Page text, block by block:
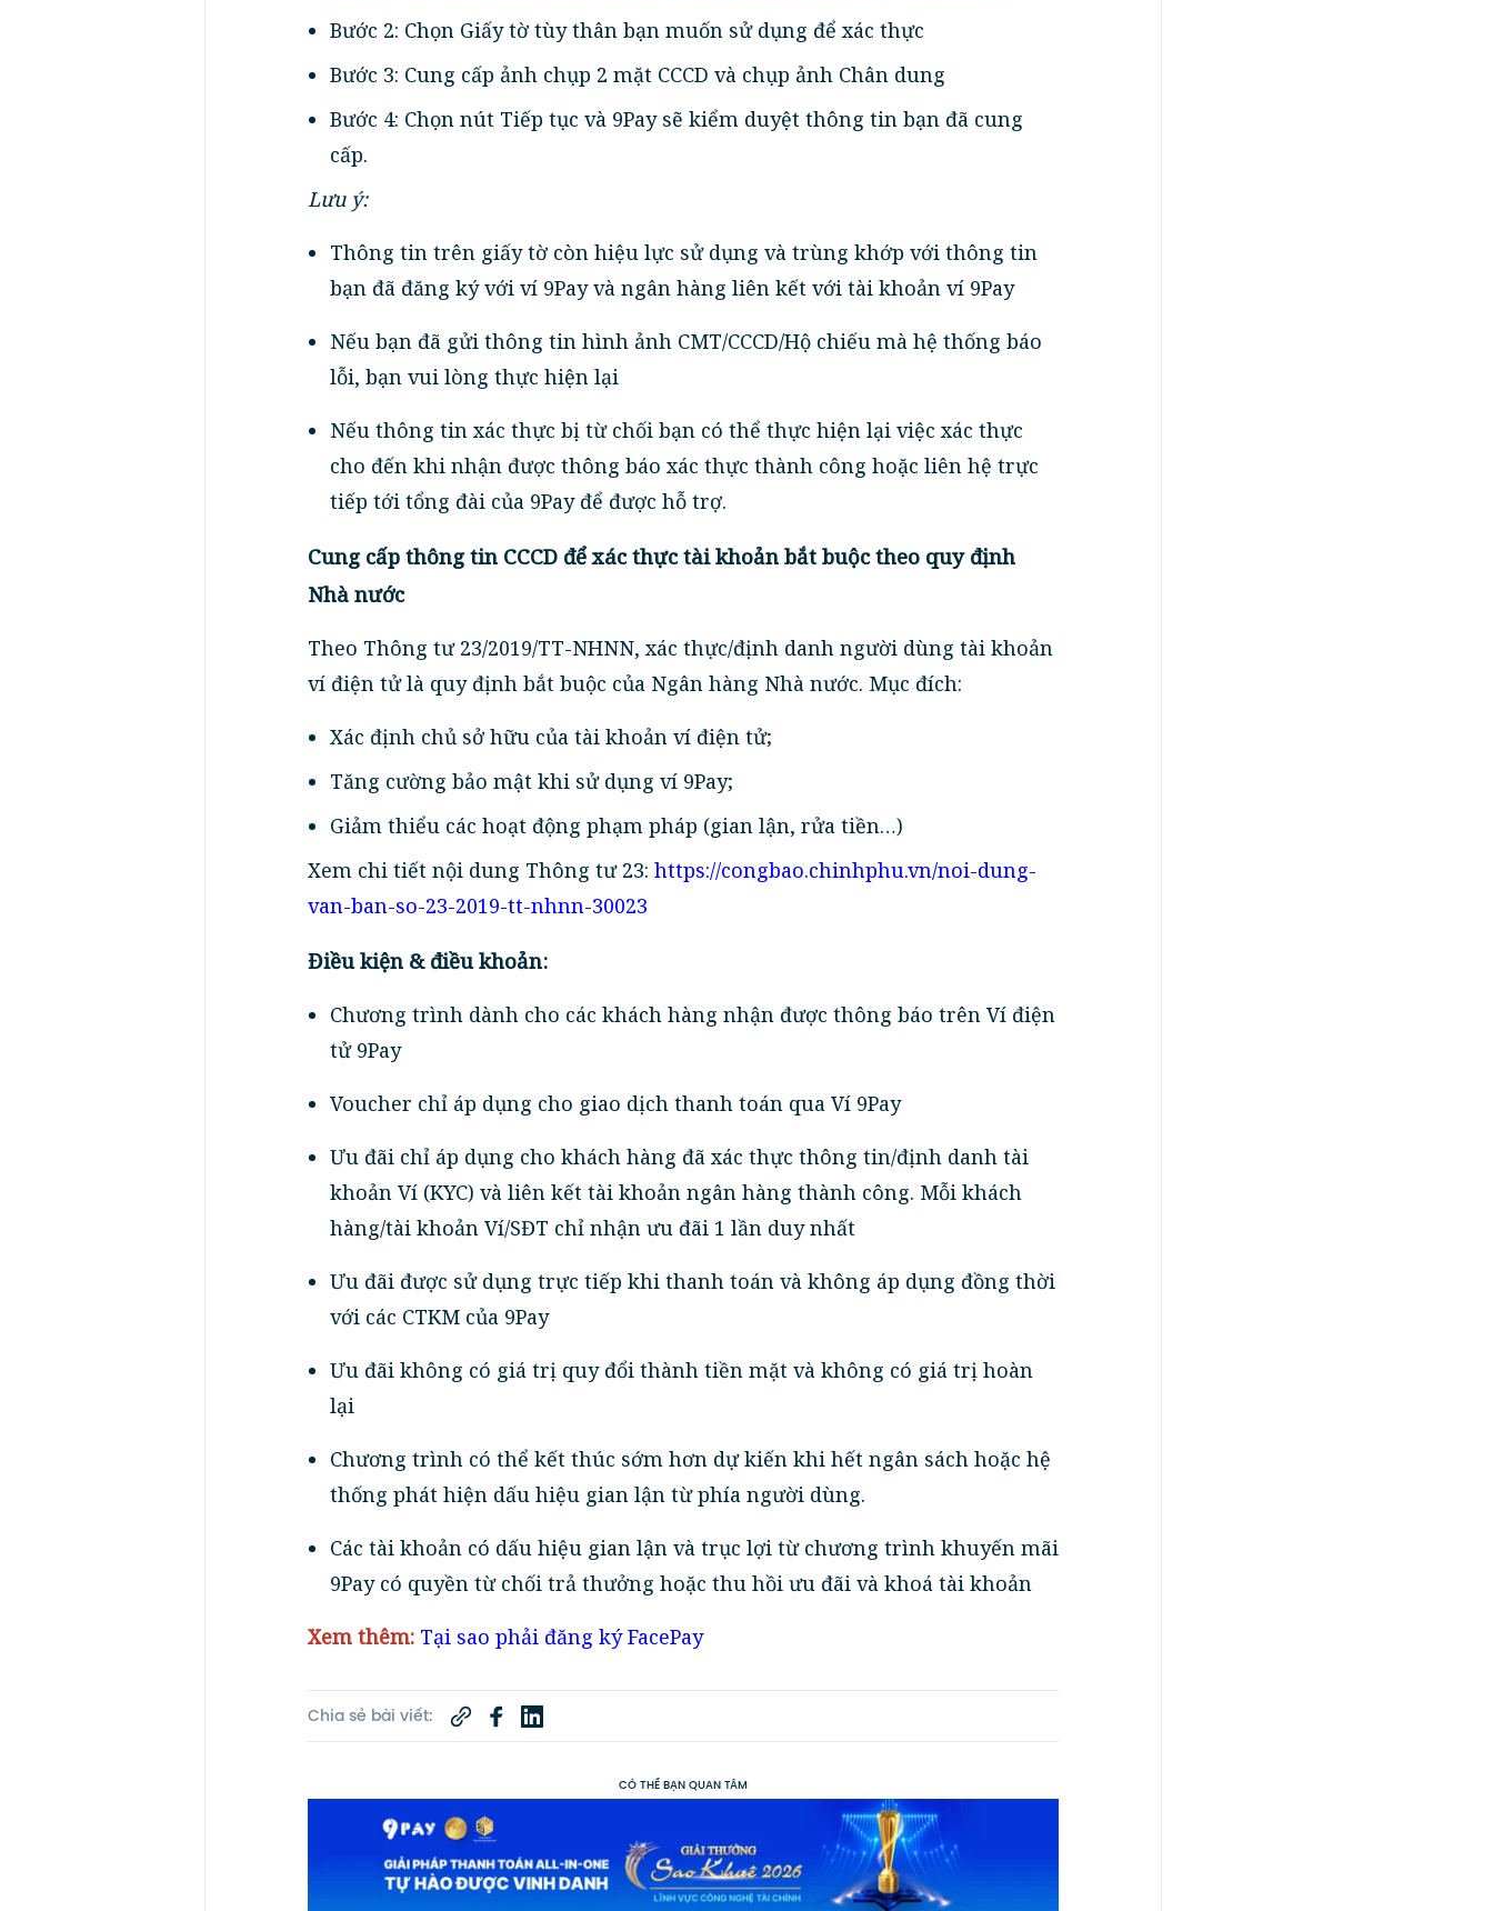
Bước 2: Chọn Giấy tờ tùy thân bạn muốn sử dụng để xác thực
Bước 3: Cung cấp ảnh chụp 2 mặt CCCD và chụp ảnh Chân dung
Bước 4: Chọn nút Tiếp tục và 9Pay sẽ kiểm duyệt thông tin bạn đã cung
cấp.
Lưu ý:
Thông tin trên giấy tờ còn hiệu lực sử dụng và trùng khớp với thông tin
bạn đã đăng ký với ví 9Pay và ngân hàng liên kết với tài khoản ví 9Pay
Nếu bạn đã gửi thông tin hình ảnh CMT/CCCD/Hộ chiếu mà hệ thống báo
lỗi, bạn vui lòng thực hiện lại
Nếu thông tin xác thực bị từ chối bạn có thể thực hiện lại việc xác thực
cho đến khi nhận được thông báo xác thực thành công hoặc liên hệ trực
tiếp tới tổng đài của 9Pay để được hỗ trợ.
Cung cấp thông tin CCCD để xác thực tài khoản bắt buộc theo quy định
Nhà nước
Theo Thông tư 23/2019/TT-NHNN, xác thực/định danh người dùng tài khoản
ví điện tử là quy định bắt buộc của Ngân hàng Nhà nước. Mục đích:
Xác định chủ sở hữu của tài khoản ví điện tử;
Tăng cường bảo mật khi sử dụng ví 9Pay;
Giảm thiểu các hoạt động phạm pháp (gian lận, rửa tiền…)
Xem chi tiết nội dung Thông tư 23: https://congbao.chinhphu.vn/noi-dung-
van-ban-so-23-2019-tt-nhnn-30023
Điều kiện & điều khoản:
Chương trình dành cho các khách hàng nhận được thông báo trên Ví điện
tử 9Pay
Voucher chỉ áp dụng cho giao dịch thanh toán qua Ví 9Pay
Ưu đãi chỉ áp dụng cho khách hàng đã xác thực thông tin/định danh tài
khoản Ví (KYC) và liên kết tài khoản ngân hàng thành công. Mỗi khách
hàng/tài khoản Ví/SĐT chỉ nhận ưu đãi 1 lần duy nhất
Ưu đãi được sử dụng trực tiếp khi thanh toán và không áp dụng đồng thời
với các CTKM của 9Pay
Ưu đãi không có giá trị quy đổi thành tiền mặt và không có giá trị hoàn
lại
Chương trình có thể kết thúc sớm hơn dự kiến khi hết ngân sách hoặc hệ
thống phát hiện dấu hiệu gian lận từ phía người dùng.
Các tài khoản có dấu hiệu gian lận và trục lợi từ chương trình khuyến mãi
9Pay có quyền từ chối trả thưởng hoặc thu hồi ưu đãi và khoá tài khoản
Xem thêm: Tại sao phải đăng ký FacePay
Chia sẻ bài viết:
CÓ THỂ BẠN QUAN TÂM